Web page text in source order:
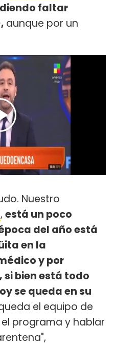
faltar
aunque por un
Nuestro
, está un poco
del año está
en la
y por
bien está todo
se queda en su
el equipo de
programa y hablar